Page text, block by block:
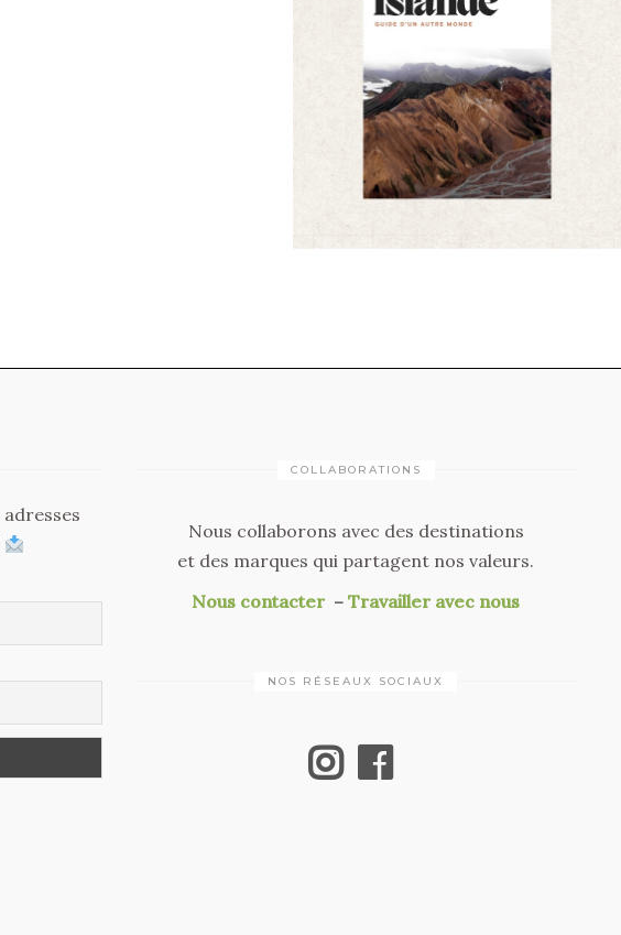
COLLABORATIONS
Nous collaborons avec des destinations
et des marques qui partagent nos valeurs.
Nous contacter –Travailler avec nous
NOS RÉSEAUX SOCIAUX